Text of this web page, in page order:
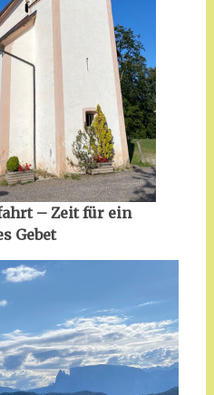
– Zeit für ein
Gebet